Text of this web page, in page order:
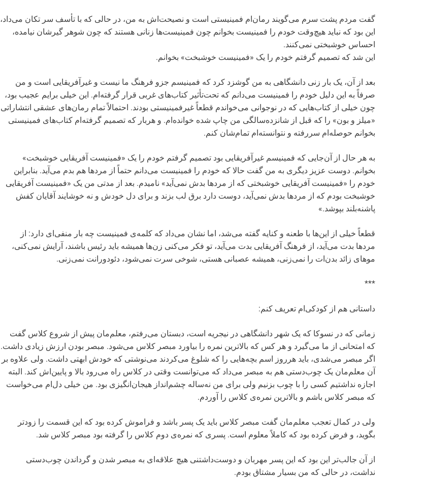
گفت مردم پشت سرم می‌گویند رمان‌ام فمینیستی است و نصیحت‌اش به من، در حالی که با تأسف سر تکان می‌داد،
این بود که نباید هیچ‌وقت خودم را فمینیست بخوانم چون فمینیست‌ها زنانی هستند که چون شوهر گیرشان نیامده،
احساس خوشبختی نمی‌کنند.
این شد که تصمیم گرفتم خودم را یک «فمینیست خوشبخت» بخوانم.
بعد از آن، یک بار زنی دانشگاهی به من گوشزد کرد که فمینیسم جزو فرهنگ ما نیست و غیرآفریقایی است و من
صرفاً به این دلیل خودم را فمینیست می‌دانم که تحت‌تأثیر کتاب‌های غربی قرار گرفته‌ام. این خیلی برایم عجیب بود،
چون خیلی از کتاب‌هایی که در نوجوانی‌ می‌خواندم قطعاً غیرفمینیستی بودند. احتمالاً تمام رمان‌های عشقی انتشاراتی
«میلز و بون» را که قبل از شانزده‌سالگی من چاپ شده خوانده‌ام. و هربار که تصمیم گرفته‌ام کتاب‌های فمینیستی
بخوانم حوصله‌ام سررفته و نتوانسته‌ام تمام‌شان کنم.
به هر حال از آن‌جایی که فمینیسم غیرآفریقایی بود تصمیم گرفتم خودم را یک «فمینیست آفریقایی خوشبخت»
بخوانم. دوست عزیز دیگری به من گفت حالا که خودم را فمینیست می‌دانم حتماً از مردها هم بدم می‌آید. بنابراین
خودم را «فمینیست آفریقایی خوشبختی که از مردها بدش نمی‌آید» نامیدم. بعد از مدتی من یک «فمینیست آفریقایی
خوشبخت بودم که از مردها بدش نمی‌آید، دوست دارد برق لب بزند و برای دل خودش و نه خوشایند آقایان کفش
پاشنه‌بلند بپوشد.»
قطعاً خیلی از این‌ها با طعنه و کنایه گفته می‌شد، اما نشان می‌داد که کلمه‌ی فمینیست چه بار منفی‌ای دارد: از
مردها بدت می‌آید، از فرهنگ آفریقایی بدت می‌آید، تو فکر می‌کنی زن‌ها همیشه باید رئیس باشند، آرایش نمی‌کنی،
موهای زائد بدن‌ات را نمی‌زنی، همیشه عصبانی هستی، شوخی سرت نمی‌شود، دئودورانت نمی‌زنی.
***
داستانی هم از کودکی‌ام تعریف کنم:
زمانی که در نسوکا که یک شهر دانشگاهی در نیجریه است، دبستان می‌رفتم، معلم‌مان پیش از شروع کلاس گفت
که امتحانی از ما می‌گیرد و هر کس که بالاترین نمره را بیاورد مبصر کلاس می‌شود. مبصر بودن ارزش زیادی داشت.
اگر مبصر می‌شدی، باید هرروز اسم بچه‌هایی را که شلوغ می‌کردند می‌نوشتی که خودش ابهتی داشت. ولی علاوه بر
آن معلم‌مان یک چوب‌دستی هم به مبصر می‌داد که می‌توانست وقتی در کلاس راه می‌رود بالا و پایین‌اش کند. البته
اجازه نداشتیم کسی را با چوب بزنیم ولی برای من نه‌ساله چشم‌انداز هیجان‌انگیزی بود. من خیلی دل‌ام می‌خواست
که مبصر کلاس باشم و بالاترین نمره‌ی کلاس را آوردم.
ولی در کمال تعجب معلم‌مان گفت مبصر کلاس باید یک پسر باشد و فراموش کرده بود که این قسمت را زودتر
بگوید، و فرض کرده بود که کاملاً معلوم است. پسری که نمره‌ی دوم کلاس را گرفته بود مبصر کلاس شد.
از آن جالب‌تر این بود که این پسر مهربان و دوست‌داشتنی هیچ علاقه‌ای به مبصر شدن و گرداندن چوب‌دستی
نداشت، در حالی که من بسیار مشتاق بودم.